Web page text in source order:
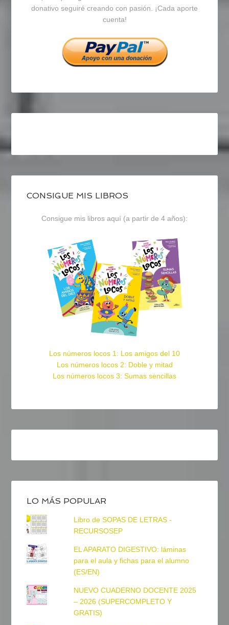
en
Facebook
en
Twitter
en
Instagram
donativo seguiré creando con pasión. ¡Cada aporte
cuenta!
CONSIGUE MIS LIBROS
Consigue mis libros aquí (a partir de 4 años):
Los números locos 1: Los amigos del 10
Los números locos 2: Doble y mitad
Los números locos 3: Sumas sencillas
LO MÁS POPULAR
Libro de SOPAS DE LETRAS -
RECURSOSEP
EL APARATO DIGESTIVO: láminas
para el aula y fichas para el alumno
(ES/EN)
NUEVO CUADERNO DOCENTE 2025
– 2026 (SUPERCOMPLETO Y
GRATIS)